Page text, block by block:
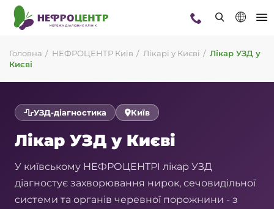
Головна НЕФРОЦЕНТР Київ Лікарі у Києві
Лікар УЗД у
Києві
УЗД-діагностика Київ
Лікар УЗД у Києві
У київському НЕФРОЦЕНТРІ лікар УЗД
діагностує захворювання нирок, сечовидільної
системи та органів черевної порожнини - з